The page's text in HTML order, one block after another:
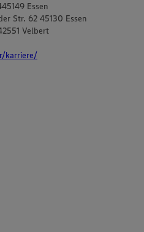
Essen
Str. 62 45130 Essen
Velbert
karriere/